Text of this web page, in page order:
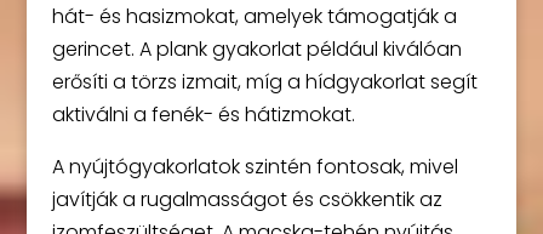
hát- és hasizmokat, amelyek támogatják a
gerincet. A plank gyakorlat például kiválóan
erősíti a törzs izmait, míg a hídgyakorlat segít
aktiválni a fenék- és hátizmokat.
A nyújtógyakorlatok szintén fontosak, mivel
javítják a rugalmasságot és csökkentik az